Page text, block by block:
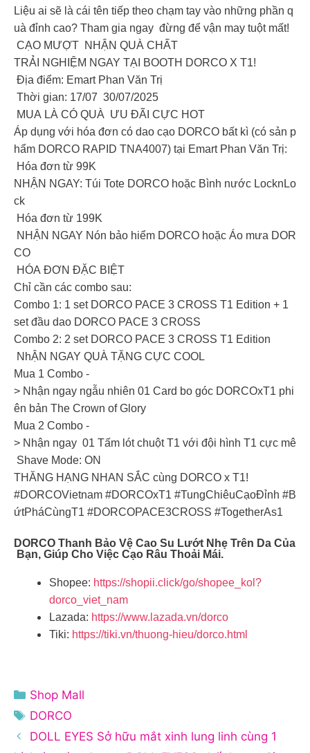
Liệu ai sẽ là cái tên tiếp theo chạm tay vào những phần q
uà đỉnh cao? Tham gia ngay đừng để vận may tuột mất!
CẠO MƯỢT NHẬN QUÀ CHẤT
TRẢI NGHIỆM NGAY TẠI BOOTH DORCO X T1!
Địa điểm: Emart Phan Văn Trị
Thời gian: 17/07 30/07/2025
MUA LÀ CÓ QUÀ ƯU ĐÃI CỰC HOT
Áp dụng với hóa đơn có dao cạo DORCO bất kì (có sản p
hẩm DORCO RAPID TNA4007) tại Emart Phan Văn Trị:
Hóa đơn từ 99K
NHẬN NGAY: Túi Tote DORCO hoặc Bình nước LocknLo
ck
Hóa đơn từ 199K
NHẬN NGAY Nón bảo hiểm DORCO hoặc Áo mưa DOR
CO
HÓA ĐƠN ĐẶC BIỆT
Chỉ cần các combo sau:
Combo 1: 1 set DORCO PACE 3 CROSS T1 Edition + 1
set đầu dao DORCO PACE 3 CROSS
Combo 2: 2 set DORCO PACE 3 CROSS T1 Edition
NhẬN NGAY QUÀ TẶNG CỰC COOL
Mua 1 Combo -
> Nhận ngay ngẫu nhiên 01 Card bo góc DORCOxT1 phi
ên bản The Crown of Glory
Mua 2 Combo -
> Nhận ngay 01 Tấm lót chuột T1 với đội hình T1 cực mê
Shave Mode: ON
THĂNG HẠNG NHAN SẮC cùng DORCO x T1!
#DORCOVietnam #DORCOxT1 #TungChiêuCạoĐỉnh #B
ứtPháCùngT1 #DORCOPACE3CROSS #TogetherAs1
DORCO Thanh Bảo Vệ Cao Su Lướt Nhẹ Trên Da Của
Bạn, Giúp Cho Việc Cạo Râu Thoải Mái.
Shopee: https://shopii.click/go/shopee_kol?
dorco_viet_nam
Lazada: https://www.lazada.vn/dorco
Tiki: https://tiki.vn/thuong-hieu/dorco.html
Danh
mục
Shop Mall
Thẻ
DORCO
DOLL EYES Sở hữu mắt xinh lung linh cùng 1